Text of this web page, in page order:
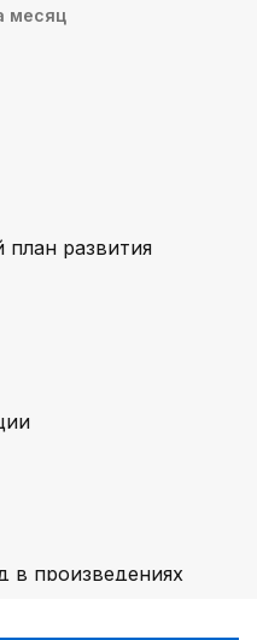
месяц
развития
в произведениях